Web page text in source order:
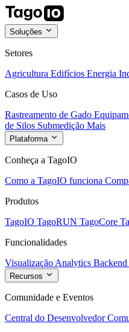
Soluções
Setores
Agricultura Edifícios Energia
Casos de Uso
Rastreamento de Gado
de Silos Submedição Mais
Plataforma
Conheça a TagoIO
Como a TagoIO funciona
Produtos
TagoIO TagoRUN TagoCore
Funcionalidades
Visualização Analytics Backend
Recursos
Comunidade e Eventos
Central do Desenvolvedor